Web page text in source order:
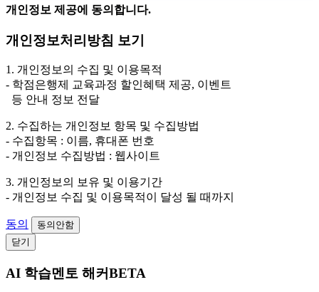
개인정보 제공에 동의합니다.
개인정보처리방침 보기
1. 개인정보의 수집 및 이용목적
- 학점은행제 교육과정 할인혜택 제공, 이벤트
등 안내 정보 전달
2. 수집하는 개인정보 항목 및 수집방법
- 수집항목 : 이름, 휴대폰 번호
- 개인정보 수집방법 : 웹사이트
3. 개인정보의 보유 및 이용기간
- 개인정보 수집 및 이용목적이 달성 될 때까지
동의
동의안함
닫기
AI 학습멘토 해커BETA